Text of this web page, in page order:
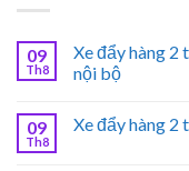
09
Th8
Xe đẩy hàng 2
nội bộ
09
Th8
Xe đẩy hàng 2